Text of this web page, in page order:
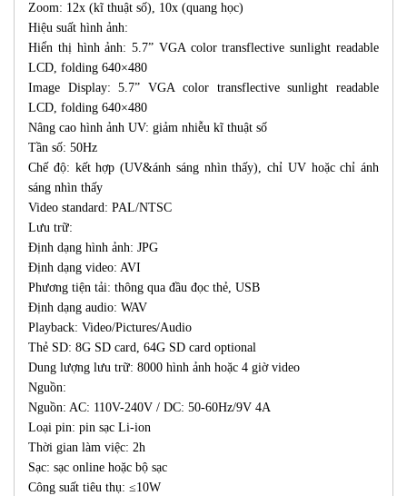
Zoom: 12x (kĩ thuật số), 10x (quang học)
Hiệu suất hình ảnh:
Hiển thị hình ảnh: 5.7” VGA color transflective sunlight readable
LCD, folding 640×480
Image Display: 5.7” VGA color transflective sunlight readable
LCD, folding 640×480
Nâng cao hình ảnh UV: giảm nhiễu kĩ thuật số
Tần số: 50Hz
Chế độ: kết hợp (UV&ánh sáng nhìn thấy), chỉ UV hoặc chỉ ánh
sáng nhìn thấy
Video standard: PAL/NTSC
Lưu trữ:
Định dạng hình ảnh: JPG
Định dạng video: AVI
Phương tiện tải: thông qua đầu đọc thẻ, USB
Định dạng audio: WAV
Playback: Video/Pictures/Audio
Thẻ SD: 8G SD card, 64G SD card optional
Dung lượng lưu trữ: 8000 hình ảnh hoặc 4 giờ video
Nguồn:
Nguồn: AC: 110V-240V / DC: 50-60Hz/9V 4A
Loại pin: pin sạc Li-ion
Thời gian làm việc: 2h
Sạc: sạc online hoặc bộ sạc
Công suất tiêu thụ: ≤10W